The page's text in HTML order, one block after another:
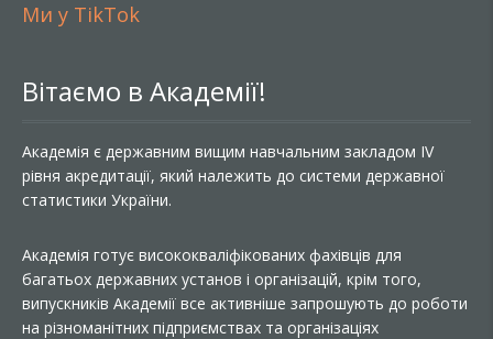
Ми у TikTok
Вітаємо в Академії!
Академія є державним вищим навчальним закладом IV
рівня акредитації, який належить до системи державної
статистики України.
Академія готує висококваліфікованих фахівців для
багатьох державних установ і організацій, крім того,
випускників Академії все активніше запрошують до роботи
на різноманітних підприємствах та організаціях